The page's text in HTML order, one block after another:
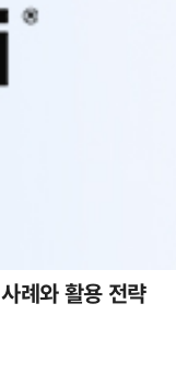
례와 활용 전략